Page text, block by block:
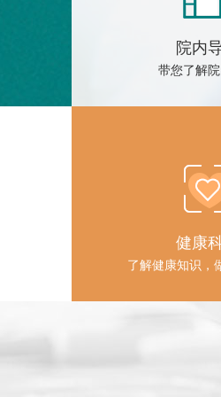
院内
带您了解
健康
了解健康知识，